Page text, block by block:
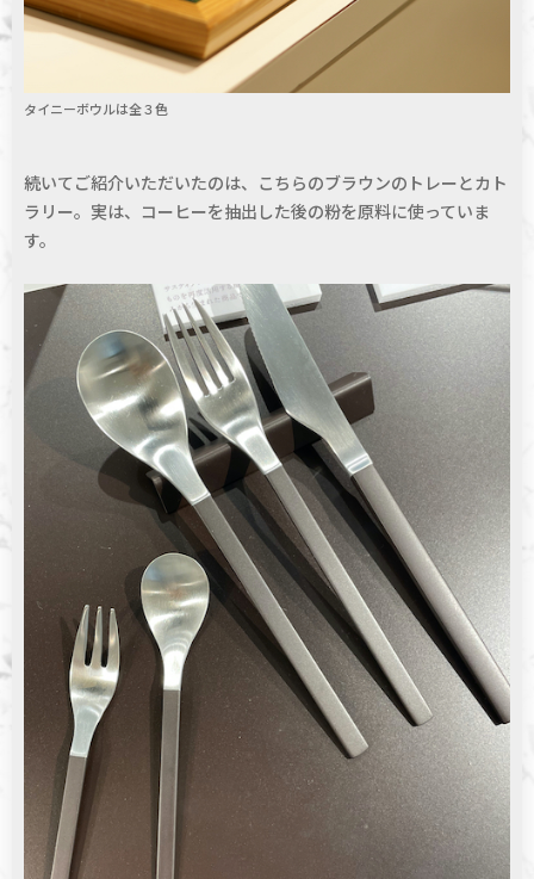
タイニーボウルは全３色
続いてご紹介いただいたのは、こちらのブラウンのトレーとカト
ラリー。実は、コーヒーを抽出した後の粉を原料に使っていま
す。